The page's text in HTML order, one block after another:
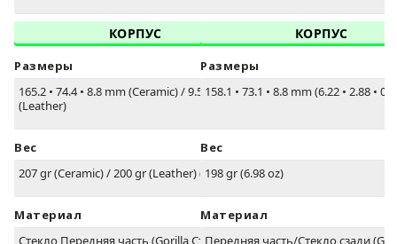
КОРПУС
Размеры
165.2 • 74.4• 8.8 mm (Ceramic) / 9.5mm
(Leather)
Вес
207 gr (Ceramic) / 200 gr (Leather) (7.05 oz)
Материал
Стекло Передняя часть (Gorilla Стекло 6),
КОРПУС
Размеры
158.1 • 73.1 • 8.8 mm (6.22 • 2.88 •
Вес
198 gr (6.98 oz)
Материал
Передняя часть/Стекло сзади